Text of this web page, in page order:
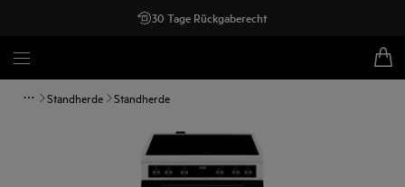
30 Tage Rückgaberecht
Standherde Standherde